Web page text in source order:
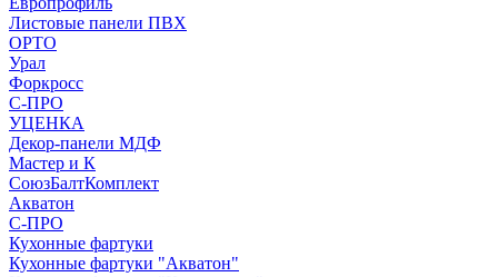
Листовые панели ПВХ
ОРТО
Урал
Форкросс
С-ПРО
УЦЕНКА
Декор-панели МДФ
Мастер и К
СоюзБалтКомплект
Акватон
С-ПРО
Кухонные фартуки
Кухонные фартуки "Акватон"